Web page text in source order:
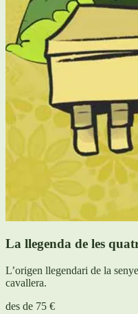
La llegenda de les
L’origen llegendari de la
cavallera.
des de 75 €